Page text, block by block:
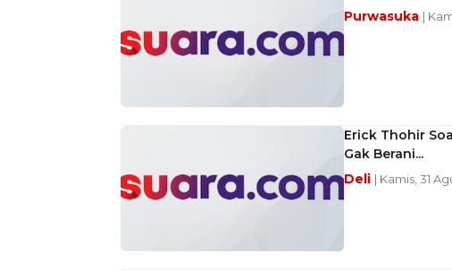
Purwasuka |
Erick Thohir
Gak Berani...
Deli | Kamis, 31